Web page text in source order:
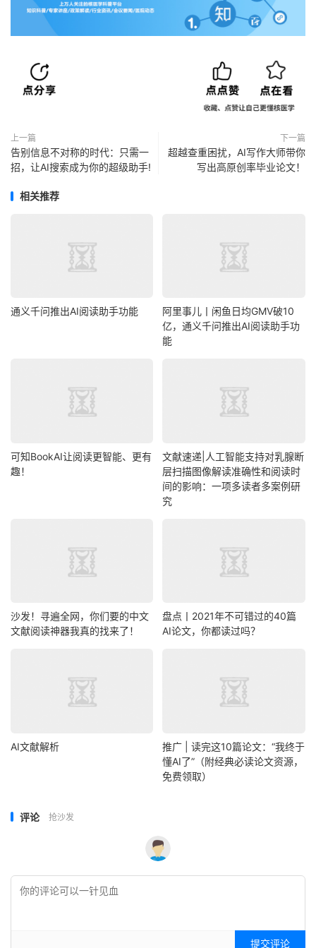
上一篇
告别信息不对称的时代：只需一
招，让AI搜索成为你的超级助手!
下一篇
超越查重困扰，AI写作大师带你
写出高原创率毕业论文！
相关推荐
通义千问推出AI阅读助手功能
阿里事儿丨闲鱼日均GMV破10
亿，通义千问推出AI阅读助手功
能
可知BookAI让阅读更智能、更有
趣！
文献速递|人工智能支持对乳腺断
层扫描图像解读准确性和阅读时
间的影响：一项多读者多案例研
究
沙发！寻遍全网，你们要的中文
文献阅读神器我真的找来了！
盘点丨2021年不可错过的40篇
AI论文，你都读过吗？
AI文献解析
推广 | 读完这10篇论文：“我终于
懂AI了”（附经典必读论文资源，
免费领取）
评论 抢沙发
提交评论